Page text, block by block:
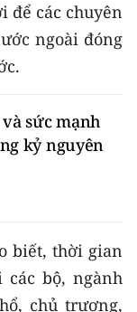
để các chuyên
ngoài đóng
sức mạnh
kỷ nguyên
biết, thời gian
bộ, ngành
chủ trương,